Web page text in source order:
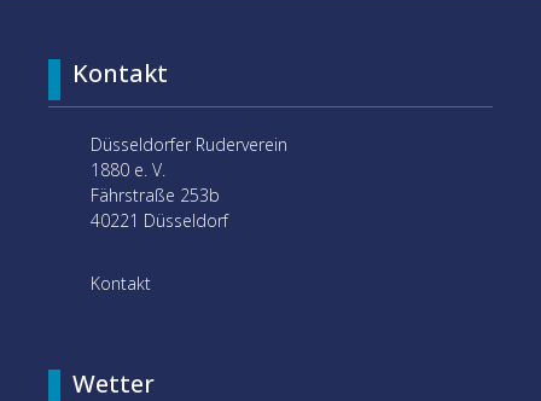
Kontakt
Düsseldorfer Ruderverein
1880 e. V.
Fährstraße 253b
40221 Düsseldorf
Kontakt
Wetter